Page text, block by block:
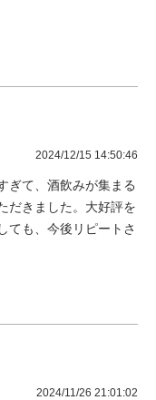
2024/12/15 14:50:46
ぎて、酒飲みが集まる
だきました。大好評を
ても、今後リピートさ
2024/11/26 21:01:02